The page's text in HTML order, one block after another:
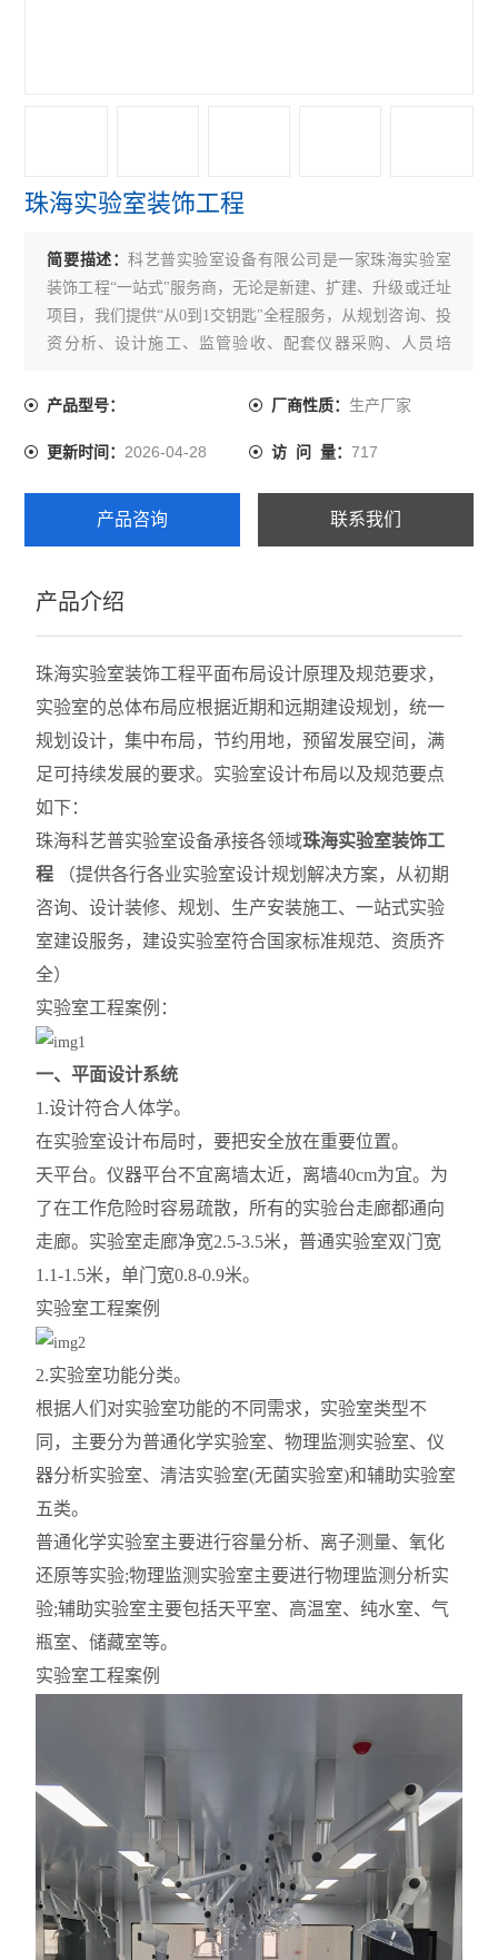
珠海实验室装饰工程
简要描述：科艺普实验室设备有限公司是一家珠海实验室
装饰工程“一站式"服务商，无论是新建、扩建、升级或迁址
项目，我们提供“从0到1交钥匙"全程服务，从规划咨询、投
资分析、设计施工、监管验收、配套仪器采购、人员培
件建设提供综合性专业服务。
产品型号： 厂商性质： 生产厂家
更新时间：2026-04-28 访 问 量： 717
产品咨询 联系我们
产品介绍
珠海实验室装饰工程平面布局设计原理及规范要求，
实验室的总体布局应根据近期和远期建设规划，统一
规划设计，集中布局，节约用地，预留发展空间，满
足可持续发展的要求。实验室设计布局以及规范要点
如下：
珠海科艺普实验室设备承接各领域珠海实验室装饰工
程 （提供各行各业实验室设计规划解决方案，从初期
咨询、设计装修、规划、生产安装施工、一站式实验
室建设服务，建设实验室符合国家标准规范、资质齐
全）
实验室工程案例 ：
一、平面设计系统
1.设计符合人体学。
在实验室设计布局时，要把安全放在重要位置。
天平台。仪器平台不宜离墙太近，离墙40cm为宜。为
了在工作危险时容易疏散，所有的实验台走廊都通向
走廊。实验室走廊净宽2.5-3.5米，普通实验室双门宽
1.1-1.5米，单门宽0.8-0.9米。
实验室工程案例
2.实验室功能分类。
根据人们对实验室功能的不同需求，实验室类型不
同，主要分为普通化学实验室、物理监测实验室、仪
器分析实验室、清洁实验室(无菌实验室)和辅助实验室
五类。
普通化学实验室主要进行容量分析、离子测量、氧化
还原等实验;物理监测实验室主要进行物理监测分析实
验;辅助实验室主要包括天平室、高温室、纯水室、气
瓶室、储藏室等。
实验室工程案例